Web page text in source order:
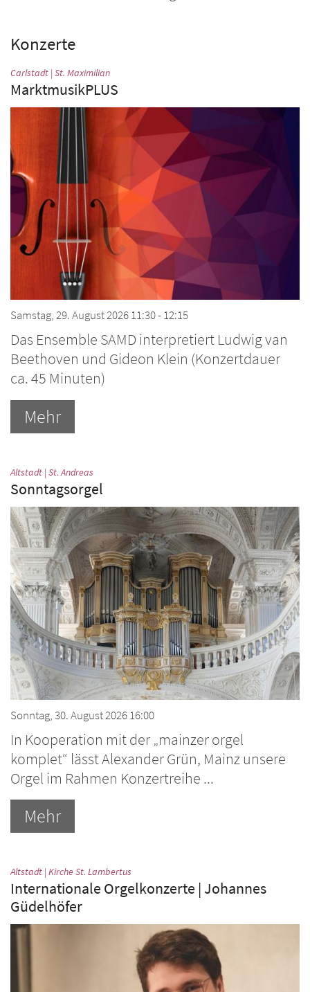
Konzerte
Carlstadt | St. Maximilian:
MarktmusikPLUS
Samstag, 29. August 2026 11:30 - 12:15
Das Ensemble SAMD interpretiert Ludwig van
Beethoven und Gideon Klein (Konzertdauer
ca. 45 Minuten)
Mehr
Altstadt | St. Andreas
Sonntagsorgel
Sonntag, 30. August 2026 16:00
In Kooperation mit der „mainzer orgel
komplet“ lässt Alexander Grün, Mainz unsere
Orgel im Rahmen Konzertreihe ...
Mehr
Altstadt | Kirche St. Lambertus
Internationale Orgelkonzerte | Johannes
Güdelhöfer